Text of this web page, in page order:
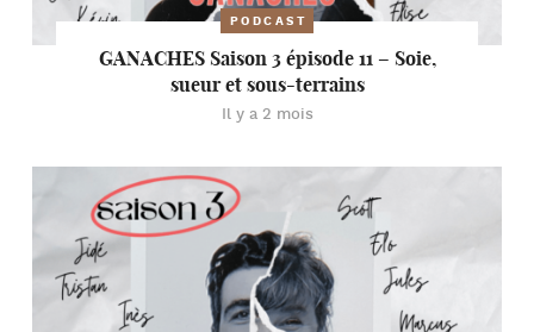
PODCAST
GANACHES Saison 3 épisode 11 – Soie,
sueur et sous-terrains
Il y a 2 mois